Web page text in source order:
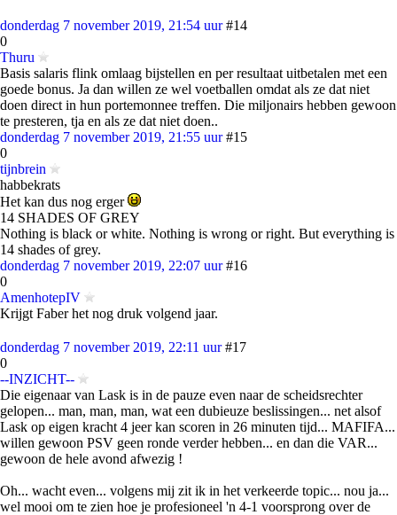
donderdag 7 november 2019, 21:54 uur #14
0
Thuru
Basis salaris flink omlaag bijstellen en per resultaat uitbetalen met een
goede bonus. Ja dan willen ze wel voetballen omdat als ze dat niet
doen direct in hun portemonnee treffen. Die miljonairs hebben gewoon
te presteren, tja en als ze dat niet doen..
donderdag 7 november 2019, 21:55 uur #15
0
tijnbrein
habbekrats
Het kan dus nog erger
14 SHADES OF GREY
Nothing is black or white. Nothing is wrong or right. But everything is
14 shades of grey.
donderdag 7 november 2019, 22:07 uur #16
0
AmenhotepIV
Krijgt Faber het nog druk volgend jaar.
donderdag 7 november 2019, 22:11 uur #17
0
--INZICHT--
Die eigenaar van Lask is in de pauze even naar de scheidsrechter
gelopen... man, man, man, wat een dubieuze beslissingen... net alsof
Lask op eigen kracht 4 jeer kan scoren in 26 minuten tijd... MAFIFA...
willen gewoon PSV geen ronde verder hebben... en dan die VAR...
gewoon de hele avond afwezig !
Oh... wacht even... volgens mij zit ik in het verkeerde topic... nou ja...
wel mooi om te zien hoe je profesioneel 'n 4-1 voorsprong over de